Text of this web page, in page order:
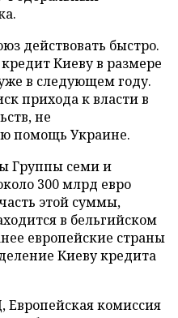
действовать быстро.
Киеву в размере
в следующем году.
прихода к власти в
не
помощь Украине.
Группы семи и
300 млрд евро
этой суммы,
в бельгийском
европейские страны
Киеву кредита
Европейская комиссия